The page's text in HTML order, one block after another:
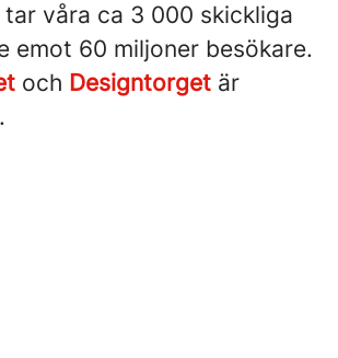
våra ca 3 000 skickliga
emot 60 miljoner besökare.
och Designtorget är